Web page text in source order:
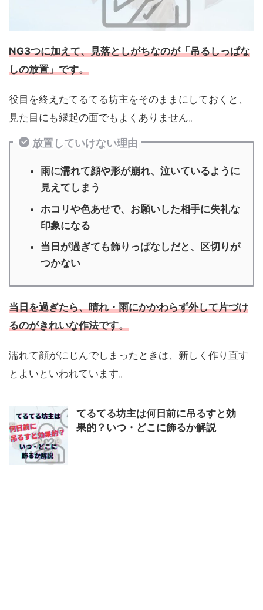
NG3つに加えて、見落としがちなのが「吊るしっぱな
しの放置」です。
役目を終えたてるてる坊主をそのままにしておくと、
見た目にも縁起の面でもよくありません。
放置していけない理由
雨に濡れて顔や形が崩れ、泣いているように
見えてしまう
ホコリや色あせで、お願いした相手に失礼な
印象になる
当日が過ぎても飾りっぱなしだと、区切りが
つかない
当日を過ぎたら、晴れ・雨にかかわらず外して片づけ
るのがきれいな作法です。
濡れて顔がにじんでしまったときは、新しく作り直す
とよいといわれています。
てるてる坊主は何日前に吊るすと効
果的？いつ・どこに飾るか解説